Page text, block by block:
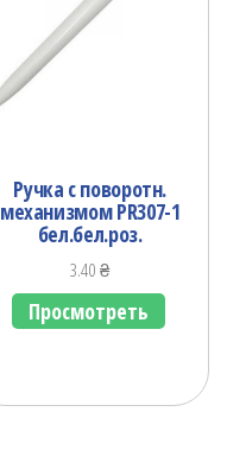
Ручка с поворотн.
механизмом PR307-1
бел.бел.роз.
3.40₴
Просмотреть